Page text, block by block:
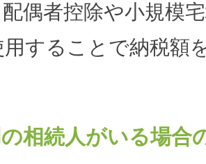
偶者控除や小規模
用することで納税額
相続人がいる場合